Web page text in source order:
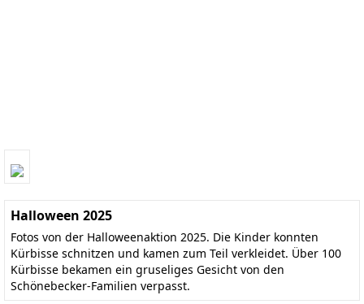
Halloween 2025
Fotos von der Halloweenaktion 2025. Die Kinder konnten
Kürbisse schnitzen und kamen zum Teil verkleidet. Über 100
Kürbisse bekamen ein gruseliges Gesicht von den
Schönebecker-Familien verpasst.